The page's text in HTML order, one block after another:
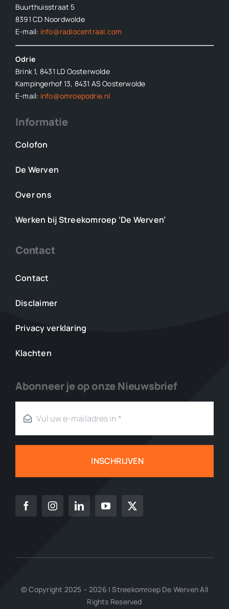
Buurthuisstraat 5
8391 CD Noordwolde
E-mail: info@radiocentraal.com
Odrie
Brink 1, 8431 LD Oosterwolde
Kampingerhof 13, 8431 AS Oosterwolde
E-mail: info@omroepodrie.nl
Informatie
Colofon
De Werven
Over ons
Werken bij Streekomroep ‘De Werven’
Contact
Contact
Disclaimer
Privacy verklaring
Klachten
Abonneer je op onze Nieuwsbrief
INSCHRIJVEN
© Copyright 2025 – 2026 | Streekomroep De Werven All
Rights Reserved